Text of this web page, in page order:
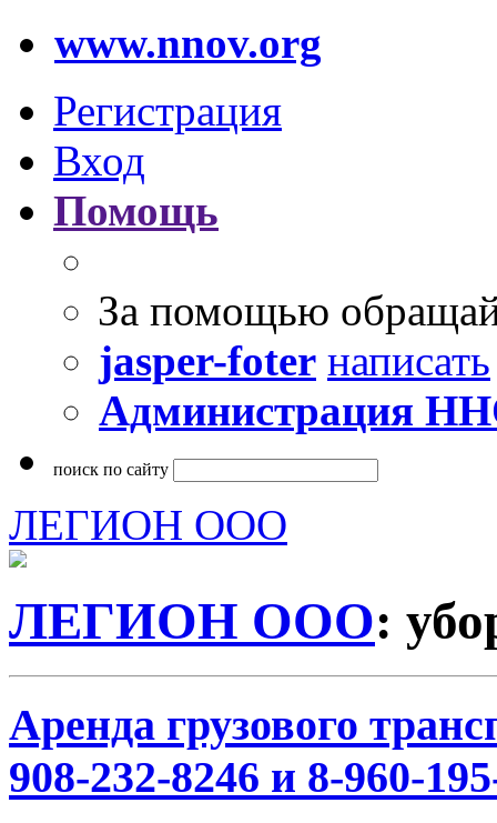
www.nnov.org
Регистрация
Вход
Помощь
За помощью
jasper-foter написать
Администрация
поиск по сайту
ЛЕГИОН ООО
ЛЕГИОН ООО:
Аренда грузового
908-232-8246 и 8-960-